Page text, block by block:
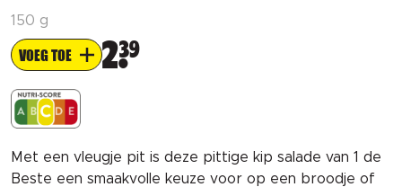
150 g
VOEG TOE 239
Met een vleugje pit is deze pittige kip salade van 1 de
Beste een smaakvolle keuze voor op een broodje of